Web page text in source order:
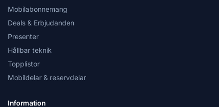
Mobilabonnemang
Deals & Erbjudanden
Presenter
Hållbar teknik
Topplistor
Mobildelar & reservdelar
Information